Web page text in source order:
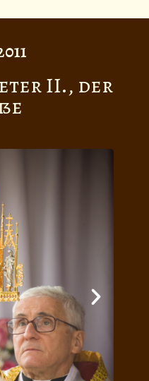
II., der